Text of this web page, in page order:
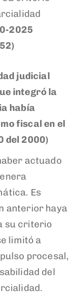
2025
judicial
integró la
había
fiscal en el
del 2000)
actuado
Es
anterior haya
su criterio
limitó a
procesal,
del